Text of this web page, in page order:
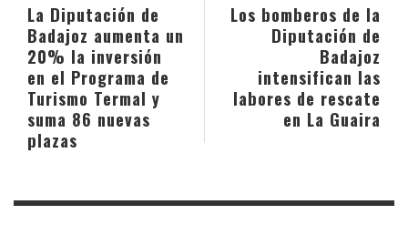
Los bomberos de la
Diputación de
Badajoz
intensifican las
labores de rescate
en La Guaira
La Diputación de
Badajoz aumenta un
20% la inversión
en el Programa de
Turismo Termal y
suma 86 nuevas
plazas